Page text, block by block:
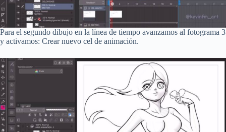
Para el segundo dibujo en la línea de tiempo avanzamos al fotograma 3
y activamos: Crear nuevo cel de animación.